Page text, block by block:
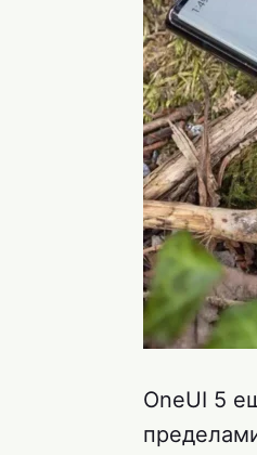
OneUI 5